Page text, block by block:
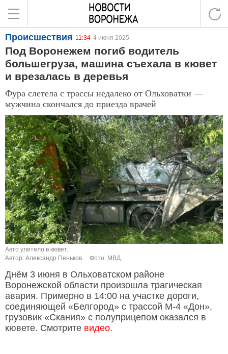
Происшествия 11:34 4 июня 2025
Под Воронежем погиб водитель
большегруза, машина съехала в кювет
и врезалась в деревья
Фура слетела с трассы недалеко от Ольховатки —
мужчина скончался до приезда врачей
Авто улетело в кювет.
Автор: Александр Пеньков.
Фото: МВД.
Днём 3 июня в Ольховатском районе
Воронежской области произошла трагическая
авария. Примерно в 14:00 на участке дороги,
соединяющей «Белгород» с трассой М-4 «Дон»,
грузовик «Скания» с полуприцепом оказался в
кювете. Смотрите видео.